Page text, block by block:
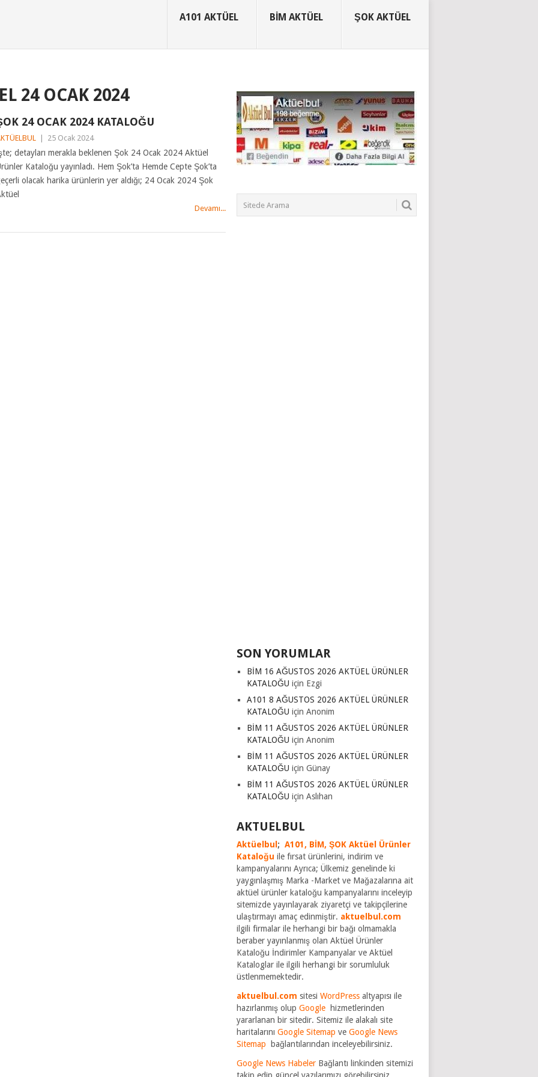
A101 AKTÜEL BIM AKTÜEL ŞOK AKTÜEL
24 OCAK 2024
24 OCAK 2024 KATALOĞU
25 Ocak 2024
detayları merakla beklenen Şok 24 Ocak 2024 Aktüel
Kataloğu yayınladı. Hem Şok’ta Hemde Cepte Şok’ta
olacak harika ürünlerin yer aldığı; 24 Ocak 2024 Şok
Devamı...
SON YORUMLAR
BİM 16 AĞUSTOS 2026 AKTÜEL ÜRÜNLER
KATALOĞU için Ezgi
A101 8 AĞUSTOS 2026 AKTÜEL ÜRÜNLER
KATALOĞU için Anonim
BİM 11 AĞUSTOS 2026 AKTÜEL ÜRÜNLER
KATALOĞU için Anonim
BİM 11 AĞUSTOS 2026 AKTÜEL ÜRÜNLER
KATALOĞU için Günay
BİM 11 AĞUSTOS 2026 AKTÜEL ÜRÜNLER
KATALOĞU için Aslıhan
AKTUELBUL
Aktüelbul ; A101, BİM, ŞOK Aktüel Ürünler
Kataloğu ile fırsat ürünlerini, indirim ve
kampanyalarını Ayrıca; Ülkemiz genelinde ki
yaygınlaşmış Marka -Market ve Mağazalarına ait
aktüel ürünler kataloğu kampanyalarını inceleyip
sitemizde yayınlayarak ziyaretçi ve takipçilerine
ulaştırmayı amaç edinmiştir. aktuelbul.com
ilgili firmalar ile herhangi bir bağı olmamakla
beraber yayınlanmış olan Aktüel Ürünler
Kataloğu İndirimler Kampanyalar ve Aktüel
Kataloglar ile ilgili herhangi bir sorumluluk
üstlenmemektedir.
aktuelbul.com sitesi WordPress altyapısı ile
hazırlanmış olup Google hizmetlerinden
yararlanan bir sitedir. Sitemiz ile alakalı site
haritalarını Google Sitemap ve Google News
Sitemap
bağlantılarından inceleyebilirsiniz.
Google News Habeler Bağlantı linkinden sitemizi